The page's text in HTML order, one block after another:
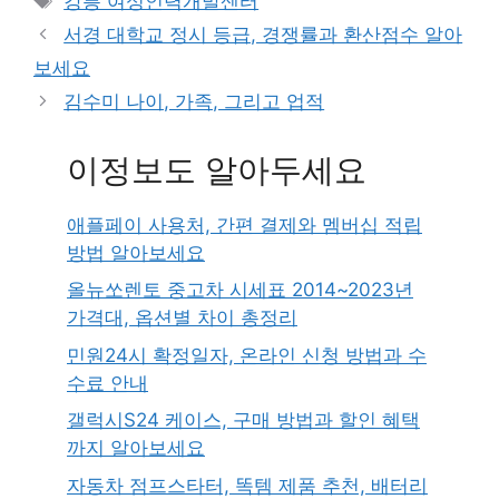
서경 대학교 정시 등급, 경쟁률과 환산점수 알아
보세요
김수미 나이, 가족, 그리고 업적
이정보도 알아두세요
애플페이 사용처, 간편 결제와 멤버십 적립
방법 알아보세요
올뉴쏘렌토 중고차 시세표 2014~2023년
가격대, 옵션별 차이 총정리
민원24시 확정일자, 온라인 신청 방법과 수
수료 안내
갤럭시S24 케이스, 구매 방법과 할인 혜택
까지 알아보세요
자동차 점프스타터, 똑템 제품 추천, 배터리